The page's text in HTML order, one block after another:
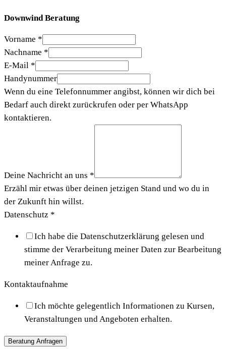
Downwind Beratung
Vorname *
Nachname *
E-Mail *
Handynummer
Wenn du eine Telefonnummer angibst, können wir dich bei
Bedarf auch direkt zurückrufen oder per WhatsApp
kontaktieren.
Deine Nachricht an uns *
Erzähl mir etwas über deinen jetzigen Stand und wo du in
der Zukunft hin willst.
Datenschutz *
Ich habe die Datenschutzerklärung gelesen und
stimme der Verarbeitung meiner Daten zur Bearbeitung
meiner Anfrage zu.
Kontaktaufnahme
Ich möchte gelegentlich Informationen zu Kursen,
Veranstaltungen und Angeboten erhalten.
Beratung Anfragen